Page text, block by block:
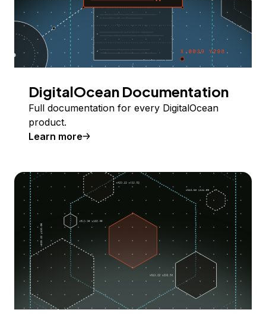
DigitalOcean Documentation
Full documentation for every DigitalOcean
product.
Learn more